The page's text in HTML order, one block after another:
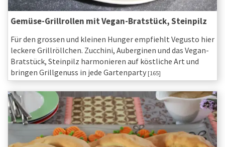
Gemüse-Grillrollen mit Vegan-Bratstück, Steinpilz
Für den grossen und kleinen Hunger empfiehlt Vegusto hier
leckere Grillröllchen. Zucchini, Auberginen und das Vegan-
Bratstück, Steinpilz harmonieren auf köstliche Art und
bringen Grillgenuss in jede Gartenparty [165]